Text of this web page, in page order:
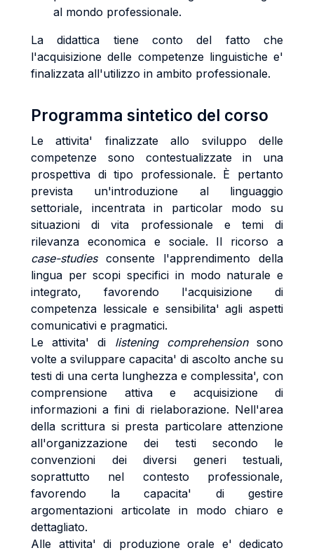
al mondo professionale.
La didattica tiene conto del fatto che
l'acquisizione delle competenze linguistiche e'
finalizzata all'utilizzo in ambito professionale.
Programma sintetico del corso
Le attivita' finalizzate allo sviluppo delle
competenze sono contestualizzate in una
prospettiva di tipo professionale. È pertanto
prevista un'introduzione al linguaggio
settoriale, incentrata in particolar modo su
situazioni di vita professionale e temi di
rilevanza economica e sociale. Il ricorso a
case-studies consente l'apprendimento della
lingua per scopi specifici in modo naturale e
integrato, favorendo l'acquisizione di
competenza lessicale e sensibilita' agli aspetti
comunicativi e pragmatici.
Le attivita' di listening comprehensionsono
volte a sviluppare capacita' di ascolto anche su
testi di una certa lunghezza e complessita', con
comprensione attiva e acquisizione di
informazioni a fini di rielaborazione. Nell'area
della scrittura si presta particolare attenzione
all'organizzazione dei testi secondo le
convenzioni dei diversi generi testuali,
soprattutto nel contesto professionale,
favorendo la capacita' di gestire
argomentazioni articolate in modo chiaro e
dettagliato.
Alle attivita' di produzione orale e' dedicato